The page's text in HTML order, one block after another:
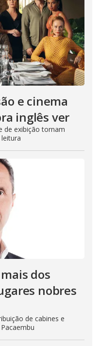
e cinema
inglês ver
de exibição tornam
dos
nobres
de cabines e